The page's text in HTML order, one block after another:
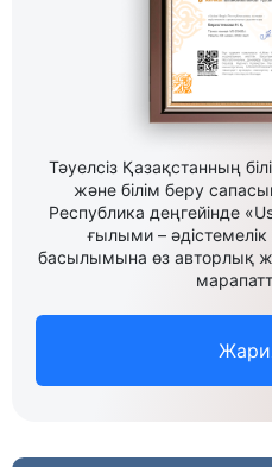
Тәуелсіз Қазақстанның
және білім беру
Республика деңгейінде
ғылыми –
басылымына өз авторлық